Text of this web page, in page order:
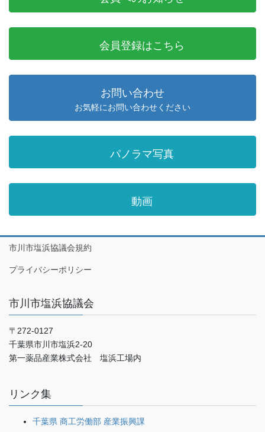
会員登録はこちら
お問い合わせ
お気軽にお問い合わせください
パノラマ写真
動画
市川市塩浜協議会規約
プライバシーポリシー
市川市塩浜協議会
〒272-0127
千葉県市川市塩浜2-20
第一薬品産業株式会社 塩浜工場内
リンク集
千葉県 商工労働部 産業振興課